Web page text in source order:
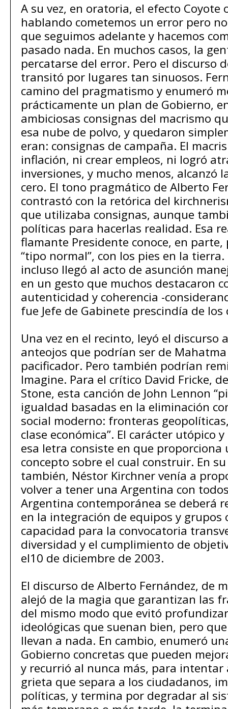
A su vez, en oratoria, el efecto Coyote
hablando cometemos un error pero
que seguimos adelante y hacemos
pasado nada. En muchos casos, la
percatarse del error. Pero el discurso
transitó por lugares tan sinuosos.
camino del pragmatismo y enumeró
prácticamente un plan de Gobierno,
ambiciosas consignas del macrismo
esa nube de polvo, y quedaron
eran: consignas de campaña. El
inflación, ni crear empleos, ni logró
inversiones, y mucho menos, alcanzó
cero. El tono pragmático de Alberto
contrastó con la retórica del
que utilizaba consignas, aunque
políticas para hacerlas realidad. Esa
flamante Presidente conoce, en
“tipo normal”, con los pies en la
incluso llegó al acto de asunción
en un gesto que muchos destacaron
autenticidad y coherencia -
fue Jefe de Gabinete prescindía de los
Una vez en el recinto, leyó el discurso
anteojos que podrían ser de
pacificador. Pero también podrían
Imagine. Para el crítico David Fricke,
Stone, esta canción de John Lennon
igualdad basadas en la eliminación
social moderno: fronteras
clase económica”. El carácter utópico
esa letra consiste en que proporciona
concepto sobre el cual construir. En
también, Néstor Kirchner venía a
volver a tener una Argentina con
Argentina contemporánea se deberá
en la integración de equipos y grupos
capacidad para la convocatoria
diversidad y el cumplimiento de
el10 de diciembre de 2003.
El discurso de Alberto Fernández, de
alejó de la magia que garantizan las
del mismo modo que evitó
ideológicas que suenan bien, pero
llevan a nada. En cambio, enumeró
Gobierno concretas que pueden
y recurrió al nunca más, para intentar
grieta que separa a los ciudadanos,
políticas, y termina por degradar al